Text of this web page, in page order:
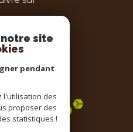
site
pendant
l'utilisation des
proposer des
statistiques !